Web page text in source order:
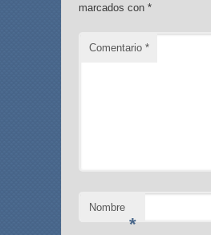
marcados con *
Comentario *
Nombre
*